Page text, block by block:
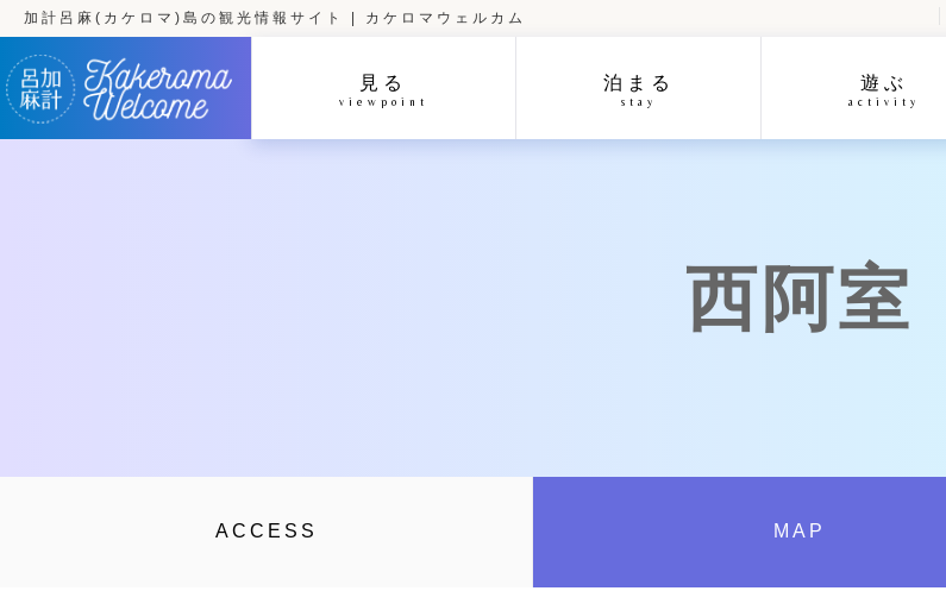
加計呂麻(カケロマ)島の観光情報サイト | カケロマウェルカム
見る
viewpoint
泊まる
stay
遊ぶ
activity
西阿室
ACCESS MAP